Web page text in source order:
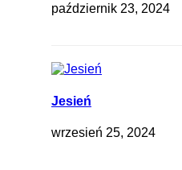
październik 23, 2024
Jesień
wrzesień 25, 2024